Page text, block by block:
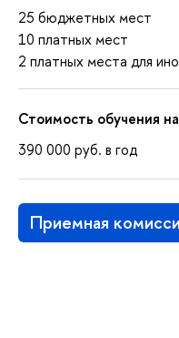
25 бюджетных мест
10 платных мест
2 платных места для
Стоимость обучения
390 000 руб. в год
Приемная